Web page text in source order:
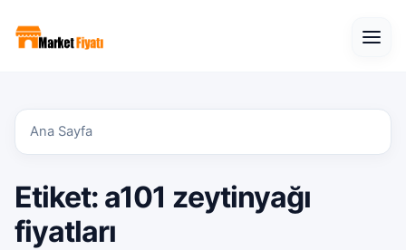
Ana Sayfa
Etiket: a101 zeytinyağı
fiyatları